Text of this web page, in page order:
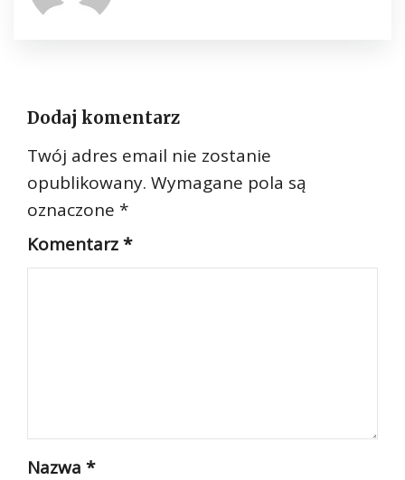
Dodaj komentarz
Twój adres email nie zostanie
opublikowany. Wymagane pola są
oznaczone *
Komentarz*
Nazwa *